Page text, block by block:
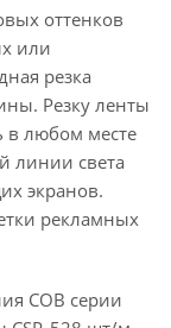
оттенков
или
резка
Резку ленты
в любом месте
линии света
экранов.
рекламных
COB серии